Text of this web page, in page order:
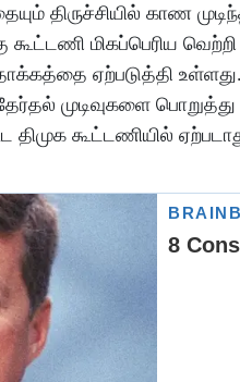
திருச்சியில் காண
மிகப்பெரிய
ஏற்படுத்தி
முடிவுகளை
திமுக கூட்டணியில்